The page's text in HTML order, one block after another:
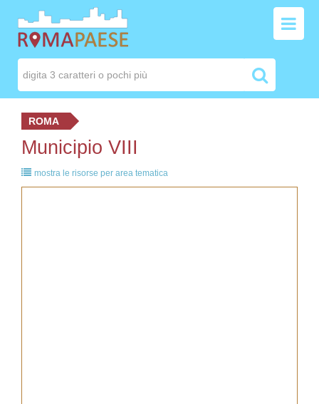
ROMA
Municipio VIII
mostra le risorse per area tematica